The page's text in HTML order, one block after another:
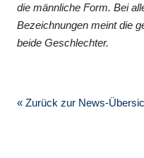
die männliche Form. Bei
Bezeichnungen meint die
beide Geschlechter.
« Zurück zur News-